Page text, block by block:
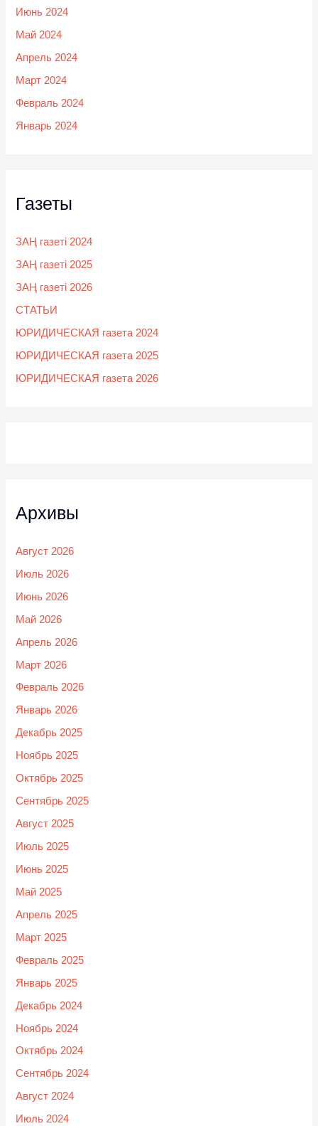
Июнь 2024
Май 2024
Апрель 2024
Март 2024
Февраль 2024
Январь 2024
Газеты
ЗАҢ газеті 2024
ЗАҢ газеті 2025
ЗАҢ газеті 2026
СТАТЬИ
ЮРИДИЧЕСКАЯ газета 2024
ЮРИДИЧЕСКАЯ газета 2025
ЮРИДИЧЕСКАЯ газета 2026
Архивы
Август 2026
Июль 2026
Июнь 2026
Май 2026
Апрель 2026
Март 2026
Февраль 2026
Январь 2026
Декабрь 2025
Ноябрь 2025
Октябрь 2025
Сентябрь 2025
Август 2025
Июль 2025
Июнь 2025
Май 2025
Апрель 2025
Март 2025
Февраль 2025
Январь 2025
Декабрь 2024
Ноябрь 2024
Октябрь 2024
Сентябрь 2024
Август 2024
Июль 2024